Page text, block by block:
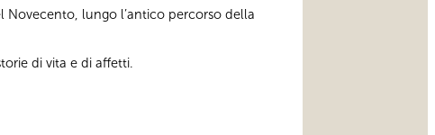
lungo l’antico percorso della
di vita e di affetti.